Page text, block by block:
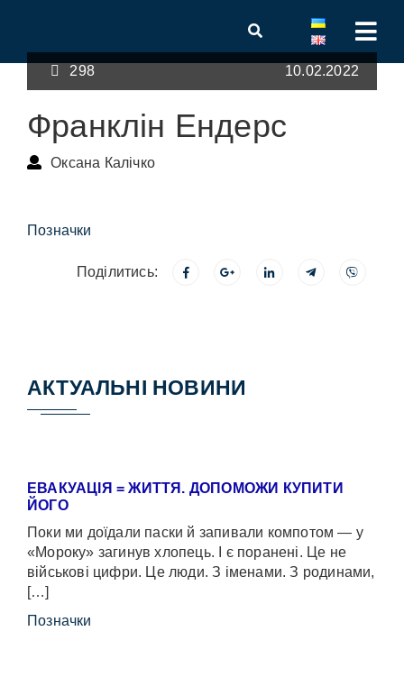
298 10.02.2022
Франклін Ендерс
Оксана Калічко
Позначки
Поділитись:
АКТУАЛЬНІ НОВИНИ
ЕВАКУАЦІЯ = ЖИТТЯ. ДОПОМОЖИ КУПИТИ
ЙОГО
Поки ми доїдали паски й запивали компотом — у
«Мороку» загинув хлопець. І є поранені. Це не
військові цифри. Це люди. З іменами. З родинами,
[…]
Позначки